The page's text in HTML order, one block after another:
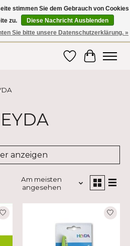
im Bereich Schule, Büro, Papier,
Sie Ihre Bestellung bequem nach
Wunschzettel
Ihr
anzeigen
Am meisten
angesehen
stimmen Sie dem Gebrauch von Cookies
zu.
Diese Nachricht Ausblenden
Sie bitte unsere Datenschutzerklärung. »